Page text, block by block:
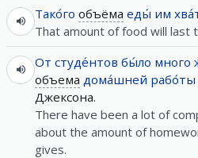
Тако́го объёма еды́ им
That amount of food will last
От студе́нтов бы́ло много
объема дома́шней рабо́ты
Джексона.
There have been a lot of
about the amount of
gives.